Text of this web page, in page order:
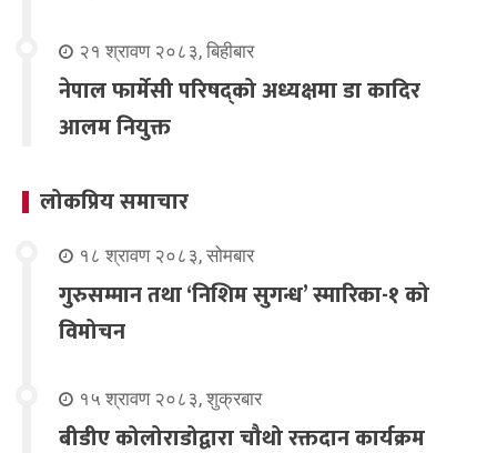
२१ श्रावण २०८३, बिहीबार
नेपाल फार्मेसी परिषद्को अध्यक्षमा डा कादिर
आलम नियुक्त
लोकप्रिय समाचार
१८ श्रावण २०८३, सोमबार
गुरुसम्मान तथा ‘निशिम सुगन्ध’ स्मारिका-१ को
विमोचन
१५ श्रावण २०८३, शुक्रबार
बीडीए कोलोराडोद्वारा चौथो रक्तदान कार्यक्रम